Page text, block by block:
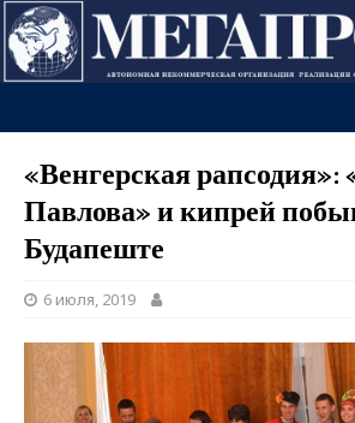
«Венгерская рапсодия»:
Павлова» и кипрей
Будапеште
6 июля, 2019